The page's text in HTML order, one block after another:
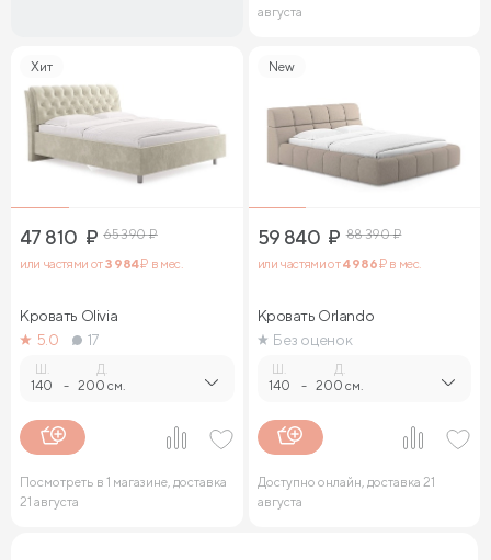
августа
Хит
47 810 ₽ 65 390₽
или частями от3 984₽ в мес.
Кровать Olivia
5.0
17
140 -
Д.
200 см.
Посмотреть в 1 магазине, доставка
21 августа
New
59 840 ₽ 88 390₽
или частями от4 986₽ в мес.
Кровать Orlando
Без оценок
140 -
Д.
200 см.
Доступно онлайн, доставка 21
августа